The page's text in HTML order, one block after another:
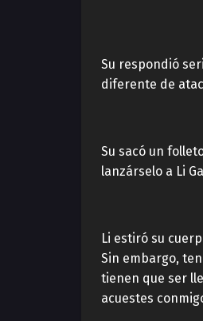
Su respondió
diferente de
Su sacó un
lanzárselo a Li
Li estiró su
Sin embargo,
tienen que ser
acuestes